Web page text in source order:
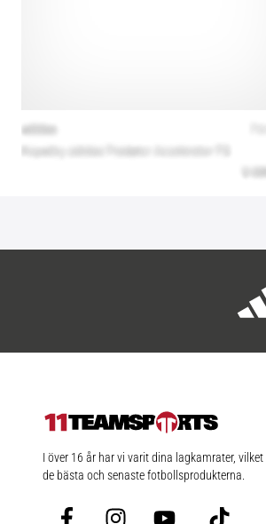
11teamsports.se
I över 16 år har vi varit dina lagkamrater, vilket
de bästa och senaste fotbollsprodukterna.
FacebookInstagramYouTubeTikTok